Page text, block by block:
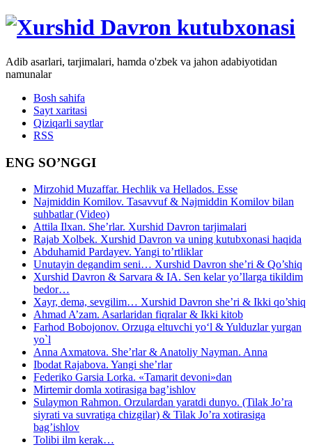
Adib asarlari, tarjimalari, hamda o'zbek va jahon adabiyotidan
namunalar
Bosh sahifa
Sayt xaritasi
Qiziqarli saytlar
RSS
ENG SO’NGGI
Mirzohid Muzaffar. Hechlik va Hellados. Esse
Najmiddin Komilov. Tasavvuf & Najmiddin Komilov bilan
suhbatlar (Video)
Attila Ilxan. She’rlar. Xurshid Davron tarjimalari
Rajab Xolbek. Xurshid Davron va uning kutubxonasi haqida
Abduhamid Pardayev. Yangi to’rtliklar
Unutayin degandim seni… Xurshid Davron she’ri & Qo’shiq
Xurshid Davron & Sarvara & IA. Sen kelar yo’llarga tikildim
bedor…
Xayr, dema, sevgilim… Xurshid Davron she’ri & Ikki qo’shiq
Ahmad A’zam. Asarlaridan fiqralar & Ikki kitob
Farhod Bobojonov. Orzuga eltuvchi yo‘l & Yulduzlar yurgan
yo`l
Anna Axmatova. She’rlar & Anatoliy Nayman. Anna
Ibodat Rajabova. Yangi she’rlar
Federiko Garsia Lorka. «Tamarit devoni»dan
Mirtemir domla xotirasiga bag’ishlov
Sulaymon Rahmon. Orzulardan yaratdi dunyo. (Tilak Jo’ra
siyrati va suvratiga chizgilar) & Tilak Jo’ra xotirasiga
bag’ishlov
Tolibi ilm kerak…